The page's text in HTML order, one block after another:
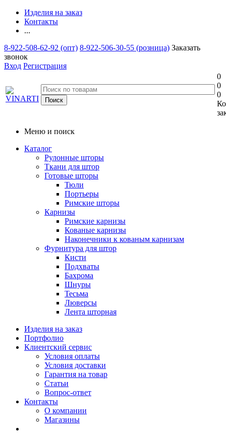
Изделия на заказ
Контакты
...
8-922-508-62-92 (опт) 8-922-506-30-55 (розница) Заказать
звонок
Вход Регистрация
0
0
0
Меню и поиск
Каталог
Рулонные шторы
Ткани для штор
Готовые шторы
Тюли
Портьеры
Римские шторы
Карнизы
Римские карнизы
Кованые карнизы
Наконечники к кованым карнизам
Фурнитура для штор
Кисти
Подхваты
Бахрома
Шнуры
Тесьма
Люверсы
Лента шторная
Изделия на заказ
Портфолио
Клиентский сервис
Условия оплаты
Условия доставки
Гарантия на товар
Статьи
Вопрос-ответ
Контакты
О компании
Магазины